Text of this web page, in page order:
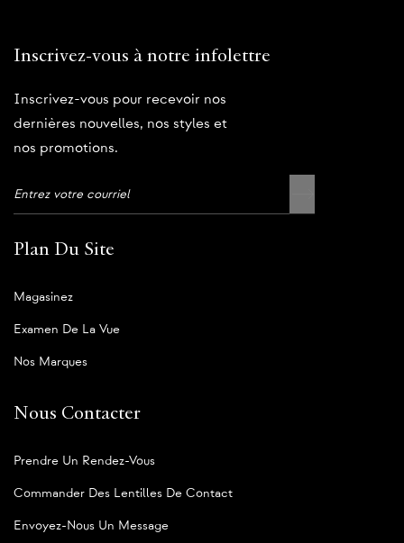
Inscrivez-vous à notre infolettre
Inscrivez-vous pour recevoir nos
dernières nouvelles, nos styles et
nos promotions.
Plan Du Site
Magasinez
Examen De La Vue
Nos Marques
Nous Contacter
Prendre Un Rendez-Vous
Commander Des Lentilles De Contact
Envoyez-Nous Un Message